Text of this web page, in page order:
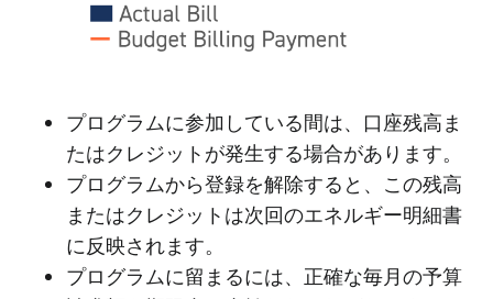
プログラムに参加している間は、口座残高ま
たはクレジットが発生する場合があります。
プログラムから登録を解除すると、この残高
またはクレジットは次回のエネルギー明細書
に反映されます。
プログラムに留まるには、正確な毎月の予算